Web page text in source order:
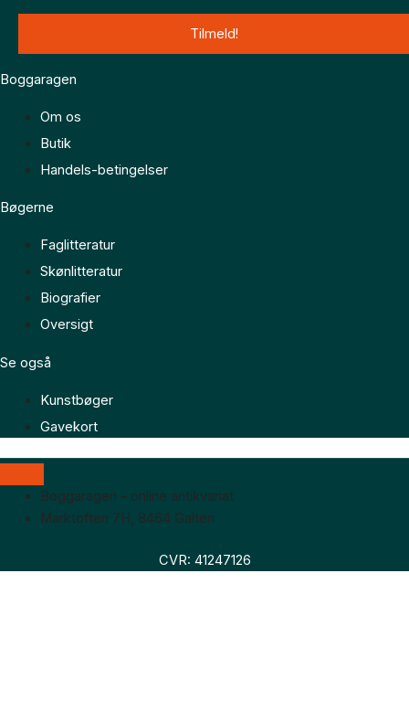
Boggaragen
Om os
Butik
Handels-betingelser
Bøgerne
Faglitteratur
Skønlitteratur
Biografier
Oversigt
Se også
Kunstbøger
Gavekort
Boggaragen – online antikvariat
Marktoften 7H, 8464 Galten
CVR: 41247126